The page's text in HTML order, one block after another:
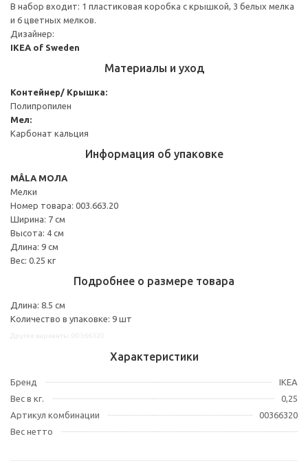
В набор входит: 1 пластиковая коробка с крышкой, 3 белых мелка
и 6 цветных мелков.
Дизайнер:
IKEA of Sweden
Материалы и уход
Контейнер/ Крышка:
Полипропилен
Мел:
Карбонат кальция
Информация об упаковке
MÅLA МОЛА
Мелки
Номер товара: 003.663.20
Ширина: 7 см
Высота: 4 см
Длина: 9 см
Вес: 0.25 кг
Подробнее о размере товара
Длина: 8.5 см
Количество в упаковке: 9 шт
Характеристики
Бренд
IKEA
Вес в кг.
0,25
Артикул комбинации
00366320
Вес нетто